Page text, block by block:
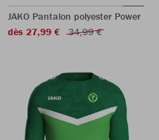
JAKO Pantalon polyester Power
dès 27,99 €
34,99 €